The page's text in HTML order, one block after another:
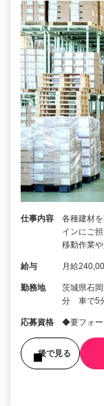
仕事内容
各種建材
インにご
移動作業
給与 月給
勤務地
茨城県石
分 車で5
応募資格 ◆要フォ
後で見る